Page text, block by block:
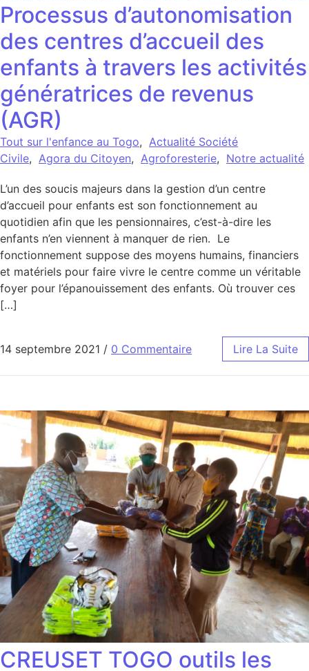
Processus d’autonomisation
des centres d’accueil des
enfants à travers les activités
génératrices de revenus
(AGR)
Tout sur l'enfance au Togo, Actualité Société
Civile, Agora du Citoyen, Agroforesterie, Notre actualité
L’un des soucis majeurs dans la gestion d’un centre
d’accueil pour enfants est son fonctionnement au
quotidien afin que les pensionnaires, c’est-à-dire les
enfants n’en viennent à manquer de rien. Le
fonctionnement suppose des moyens humains, financiers
et matériels pour faire vivre le centre comme un véritable
foyer pour l’épanouissement des enfants. Où trouver ces
[…]
14 septembre 2021 / 0 Commentaire Lire La Suite
CREUSET TOGO outils les